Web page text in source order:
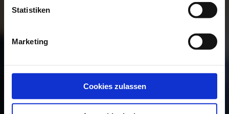
Statistiken
Marketing
Cookies zulassen
0171 826 98 85
Nutzen Sie auch gerne unser